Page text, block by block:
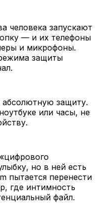
человека запускают
— и их телефоны
и микрофоны.
защиты
абсолютную защиту.
или часы, не
но в ней есть
пытается перенести
где интимность
файл.